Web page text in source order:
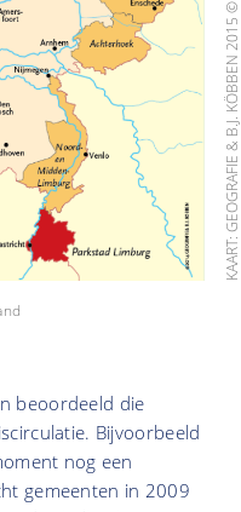
KAART: GEOGRAFIE & B.J. KÖBBEN 2015 ©
beoordeeld die
Bijvoorbeeld
nog een
gemeenten in 2009